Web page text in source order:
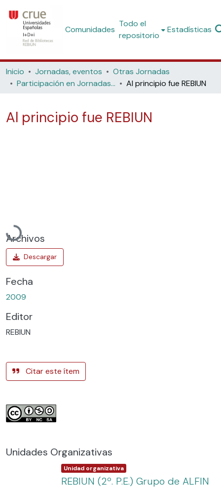
Comunidades
Todo el
repositorio
Estadísticas
Inicio Jornadas, eventos
Otras Jornadas
Participación en Jornadas no organizadas por REBIUN
Al principio fue REBIUN
Al principio fue REBIUN
Cargando...
Archivos
Fecha
2009
Editor
REBIUN
Citar este ítem
Unidades Organizativas
Item type:
Unidad organizativa ,
REBIUN (2º. P.E.) Grupo de ALFIN